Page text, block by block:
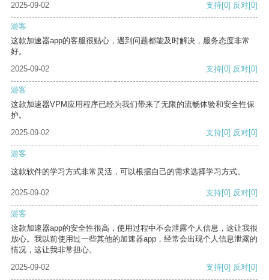
2025-09-02
支持[0] 反对[0]
游客
这款加速器app的客服很贴心，遇到问题都能及时解决，服务态度非常
好。
2025-09-02
支持[0] 反对[0]
游客
这款加速器VPM应用程序已经为我们带来了无限的流畅体验和安全性保
护。
2025-09-02
支持[0] 反对[0]
游客
这款软件的学习方式非常灵活，可以根据自己的需求选择学习方式。
2025-09-02 支持[0] 反对[0]
游客
这款加速器app的安全性很高，使用过程中不会泄露个人信息，这让我很
放心。我以前使用过一些其他的加速器app，经常会出现个人信息泄露的
情况，这让我非常担心。
2025-09-02
支持[0] 反对[0]